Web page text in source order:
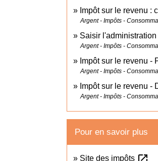
Impôt sur le revenu :
Argent - Impôts -
Saisir
Argent - Impôts -
Impôt sur le revenu -
Argent - Impôts -
Impôt sur le revenu
Argent - Impôts -
Pour en savoir plus
Site des impôts